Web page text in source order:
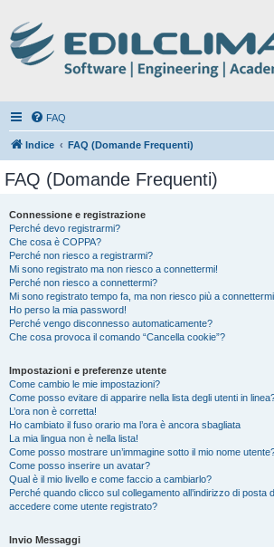
FAQ
Indice FAQ (Domande Frequenti)
FAQ (Domande Frequenti)
Connessione e registrazione
Perché devo registrarmi?
Che cosa è COPPA?
Perché non riesco a registrarmi?
Mi sono registrato ma non riesco a connettermi!
Perché non riesco a connettermi?
Mi sono registrato tempo fa, ma non riesco più a
Ho perso la mia password!
Perché vengo disconnesso automaticamente?
Che cosa provoca il comando “Cancella cookie”?
Impostazioni e preferenze utente
Come cambio le mie impostazioni?
Come posso evitare di apparire nella lista degli utenti in
L’ora non è corretta!
Ho cambiato il fuso orario ma l’ora è ancora sbagliata
La mia lingua non è nella lista!
Come posso mostrare un’immagine sotto il mio nome
Come posso inserire un avatar?
Qual è il mio livello e come faccio a cambiarlo?
Perché quando clicco sul collegamento all’indirizzo di posta
accedere come utente registrato?
Invio Messaggi